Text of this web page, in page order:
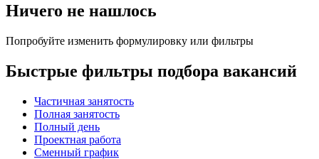
Ничего не нашлось
Попробуйте изменить формулировку или фильтры
Быстрые фильтры подбора вакансий
Частичная занятость
Полная занятость
Полный день
Проектная работа
Сменный график